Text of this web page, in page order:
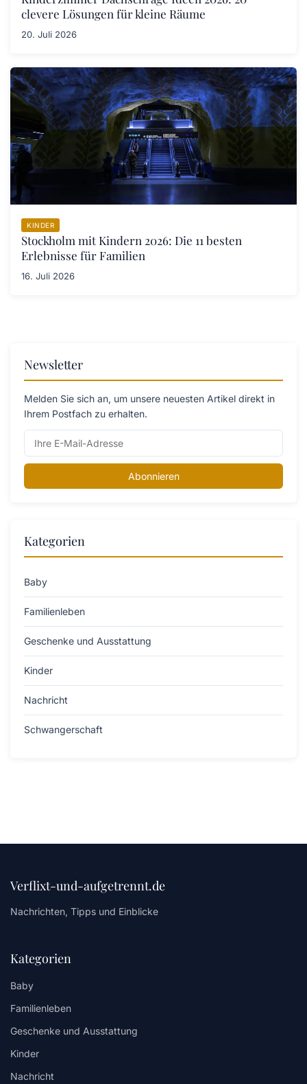
clevere Lösungen für kleine Räume
20. Juli 2026
KINDER
Stockholm mit Kindern 2026: Die 11 besten
Erlebnisse für Familien
16. Juli 2026
Newsletter
Melden Sie sich an, um unsere neuesten Artikel direkt in
Ihrem Postfach zu erhalten.
Abonnieren
Kategorien
Baby
Familienleben
Geschenke und Ausstattung
Kinder
Nachricht
Schwangerschaft
Verflixt-und-aufgetrennt.de
Nachrichten, Tipps und Einblicke
Kategorien
Baby
Familienleben
Geschenke und Ausstattung
Kinder
Nachricht